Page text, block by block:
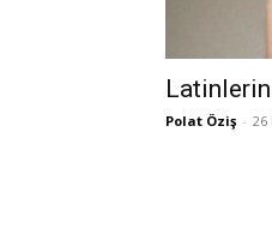
Polat Öziş - 26